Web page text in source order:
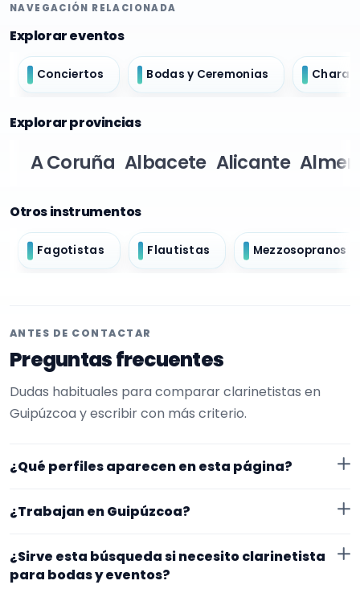
NAVEGACIÓN RELACIONADA
Explorar eventos
Conciertos Bodas y Ceremonias
Explorar provincias
A Coruña Albacete Alicante
Otros instrumentos
Fagotistas Flautistas Mezzosopranos
ANTES DE CONTACTAR
Preguntas frecuentes
Dudas habituales para comparar clarinetistas en
Guipúzcoa y escribir con más criterio.
¿Qué perfiles aparecen en esta página?
EncuentraMúsico. La selección está filtrada por
Además, la página se centra en perfiles que trabajan
¿Trabajan en Guipúzcoa?
en Guipúzcoa. Aun así, conviene confirmar lugar
¿Sirve esta búsqueda si necesito clarinetista
para bodas y eventos?